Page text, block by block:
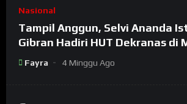
Nasional
Tampil Anggun, Selvi Ananda
Gibran Hadiri HUT Dekranas di
Fayra 4 Minggu Ago